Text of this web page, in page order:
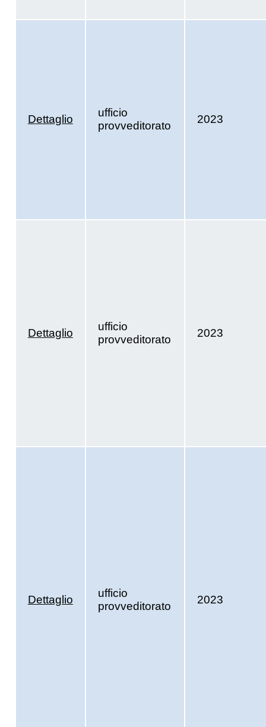
Dettaglio
ufficio
provveditorato
2023
Dettaglio
ufficio
provveditorato
2023
Dettaglio
ufficio
provveditorato
2023